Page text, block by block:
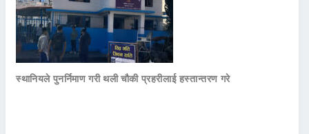
स्थानियले पुनर्निमाण गरी थली चौकी प्रहरीलाई हस्तान्तरण गरे